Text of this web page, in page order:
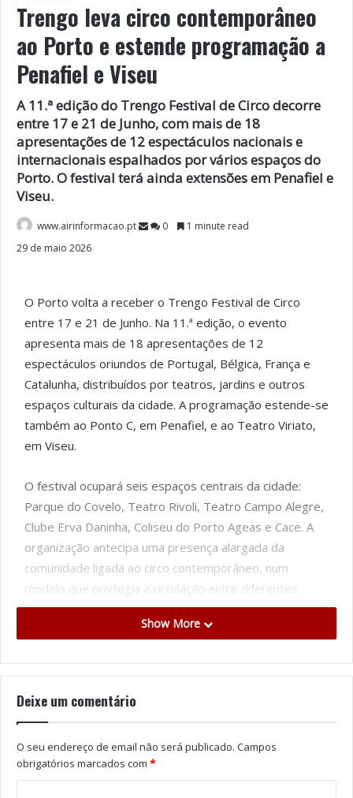
Trengo leva circo contemporâneo
ao Porto e estende programação a
Penafiel e Viseu
A 11.ª edição do Trengo Festival de Circo decorre
entre 17 e 21 de Junho, com mais de 18
apresentações de 12 espectáculos nacionais e
internacionais espalhados por vários espaços do
Porto. O festival terá ainda extensões em Penafiel e
Viseu.
www.airinformacao.pt 0
1 minute read
29 de maio 2026
O Porto volta a receber o Trengo Festival de Circo
entre 17 e 21 de Junho. Na 11.ª edição, o evento
apresenta mais de 18 apresentações de 12
espectáculos oriundos de Portugal, Bélgica, França e
Catalunha, distribuídos por teatros, jardins e outros
espaços culturais da cidade. A programação estende-se
também ao Ponto C, em Penafiel, e ao Teatro Viriato,
em Viseu.
O festival ocupará seis espaços centrais da cidade:
Parque do Covelo, Teatro Rivoli, Teatro Campo Alegre,
Clube Erva Daninha, Coliseu do Porto Ageas e Cace. A
organização antecipa uma presença alargada da
comunidade ligada ao circo contemporâneo, num
modelo que privilegia a circulação entre diferentes
espaços urbanos e culturais.
e Filipe Raposo, ao piano. O espetáculo sobe ao palco
Nos dias 17 e 18, pelas 19h00, o Clube Erva Daninha
Show More
Deixe um comentário
O seu endereço de email não será publicado. Campos
obrigatórios marcados com *